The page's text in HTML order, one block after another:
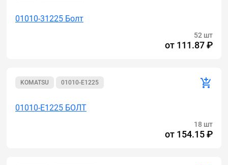
01010-31225 Болт
52 шт
от 111.87 ₽
KOMATSU 01010-E1225
01010-E1225 БОЛТ
18 шт
от 154.15 ₽